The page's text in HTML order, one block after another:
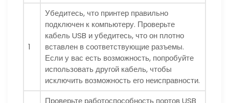
1
Убедитесь, что принтер правильно
подключен к компьютеру. Проверьте
кабель USB и убедитесь, что он плотно
вставлен в соответствующие разъемы.
Если у вас есть возможность, попробуйте
использовать другой кабель, чтобы
исключить возможность его неисправности.
Проверьте работоспособность портов USB